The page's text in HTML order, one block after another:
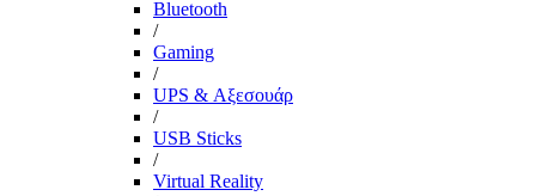
Bluetooth
/
Gaming
/
UPS & Αξεσουάρ
/
USB Sticks
/
Virtual Reality